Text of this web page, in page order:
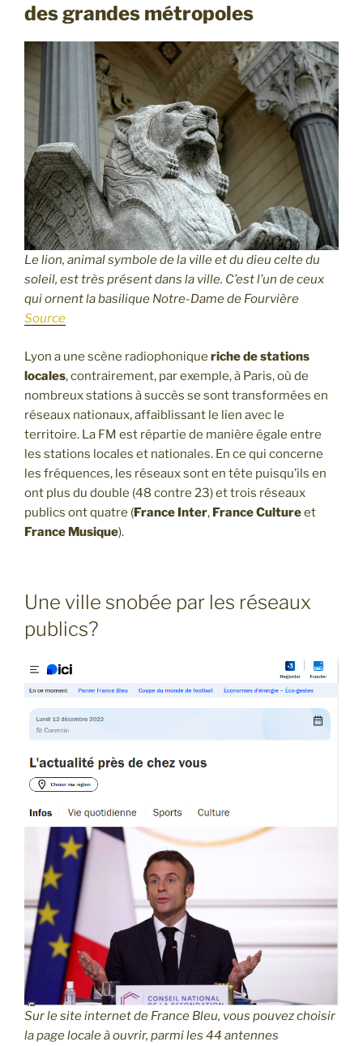
des grandes métropoles
Le lion, animal symbole de la ville et du dieu celte du
soleil, est très présent dans la ville. C’est l’un de ceux
qui ornent la basilique Notre-Dame de Fourvière
Source
Lyon a une scène radiophonique riche de stations
locales, contrairement, par exemple, à Paris, où de
nombreux stations à succès se sont transformées en
réseaux nationaux, affaiblissant le lien avec le
territoire. La FM est répartie de manière égale entre
les stations locales et nationales. En ce qui concerne
les fréquences, les réseaux sont en tête puisqu’ils en
ont plus du double (48 contre 23) et trois réseaux
publics ont quatre (France Inter, France Cultureet
France Musique).
Une ville snobée par les réseaux
publics?
Sur le site internet de France Bleu, vous pouvez choisir
la page locale à ouvrir, parmi les 44 antennes